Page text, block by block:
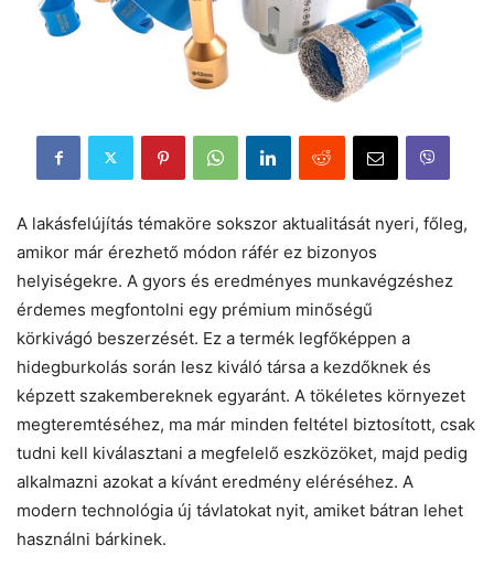
A lakásfelújítás témaköre sokszor aktualitását nyeri, főleg,
amikor már érezhető módon ráfér ez bizonyos
helyiségekre. A gyors és eredményes munkavégzéshez
érdemes megfontolni egy prémium minőségű
körkivágó beszerzését. Ez a termék legfőképpen a
hidegburkolás során lesz kiváló társa a kezdőknek és
képzett szakembereknek egyaránt. A tökéletes környezet
megteremtéséhez, ma már minden feltétel biztosított, csak
tudni kell kiválasztani a megfelelő eszközöket, majd pedig
alkalmazni azokat a kívánt eredmény eléréséhez. A
modern technológia új távlatokat nyit, amiket bátran lehet
használni bárkinek.